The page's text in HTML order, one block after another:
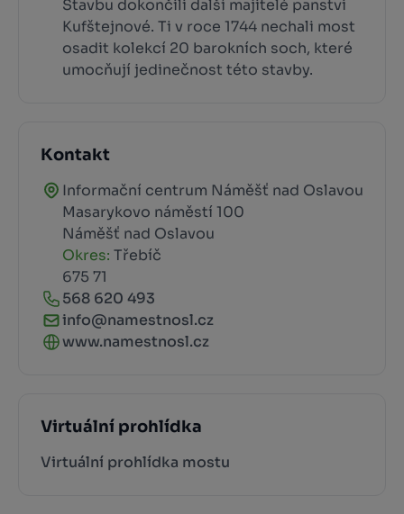
Stavbu dokončili další majitelé panstvi
Kufštejnové. Ti v roce 1744 nechali most
osadit kolekcí 20 barokních soch, které
umocňují jedinečnost této stavby.
Kontakt
Informační centrum Náměšť nad Oslavou
Masarykovo náměstí 100
Náměšť nad Oslavou
Okres: Třebíč
675 71
568 620 493
info@namestnosl.cz
www.namestnosl.cz
Virtuální prohlídka
Virtuální prohlídka mostu